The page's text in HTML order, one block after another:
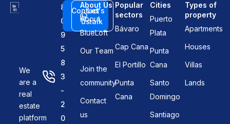
We
are a
real
estate
platform
8
0
9
5
8
3
-
2
0
Contact
us
Let's
talk
About Us
About
BlueLoft
Our Team
Join the
community
Contact
us
Popular
sectors
Bávaro
Cap Cana
El Portillo
Punta
Cana
Cities
Puerto
Plata
Punta
Cana
Santo
Domingo
Santiago
Types of
property
Apartments
Houses
Villas
Lands